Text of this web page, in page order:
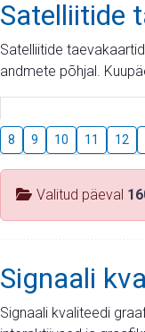
Satelliitide
Satelliitide
andmete põhjal.
8 9 10 11 12
Valitud päeval
Signaali
Signaali kvaliteedi